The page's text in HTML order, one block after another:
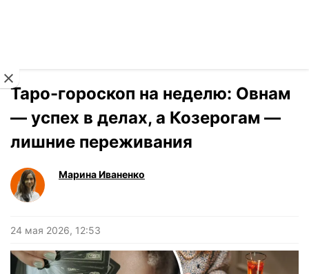
Таро-гороскоп на неделю: Овнам
— успех в делах, а Козерогам —
лишние переживания
Марина Иваненко
24 мая 2026, 12:53